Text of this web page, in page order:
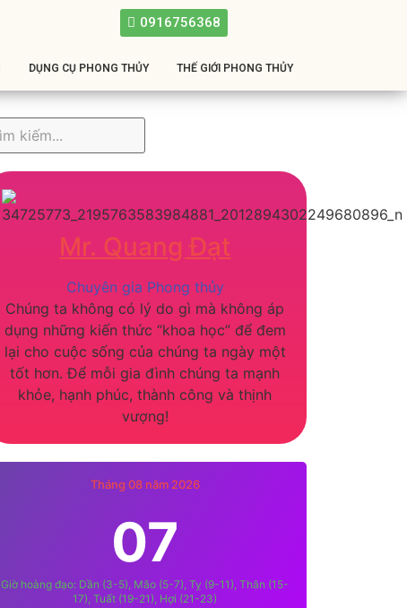
0916756368
DỤNG CỤ PHONG THỦY THẾ GIỚI PHONG THỦY
Mr. Quang Đạt
Chuyên gia Phong thủy
Chúng ta không có lý do gì mà không áp
dụng những kiến thức “khoa học” để đem
lại cho cuộc sống của chúng ta ngày một
tốt hơn. Để mỗi gia đình chúng ta mạnh
khỏe, hạnh phúc, thành công và thịnh
vượng!
Tháng 08 năm 2026
07
Giờ hoàng đạo: Dần (3-5), Mão (5-7), Tỵ (9-11), Thân (15-
17), Tuất (19-21), Hợi (21-23)